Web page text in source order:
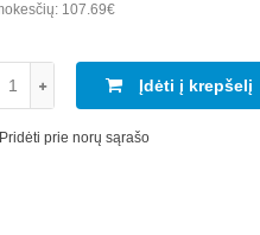
107.69€
Įdėti į krepšelį
Pridėti prie norų sąrašo